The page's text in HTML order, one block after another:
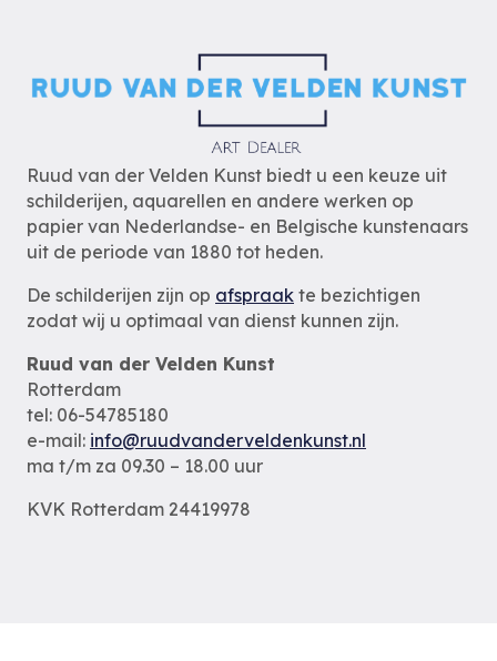
Ruud van der Velden Kunst biedt u een keuze uit
schilderijen, aquarellen en andere werken op
papier van Nederlandse- en Belgische kunstenaars
uit de periode van 1880 tot heden.
De schilderijen zijn op afspraak te bezichtigen
zodat wij u optimaal van dienst kunnen zijn.
Ruud van der Velden Kunst
Rotterdam
tel: 06-54785180
e-mail: info@ruudvanderveldenkunst.nl
ma t/m za 09.30 – 18.00 uur
KVK Rotterdam 24419978